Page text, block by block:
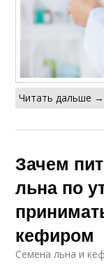
Читать дальше →
Зачем
льна по
кефиром
Семена льна и